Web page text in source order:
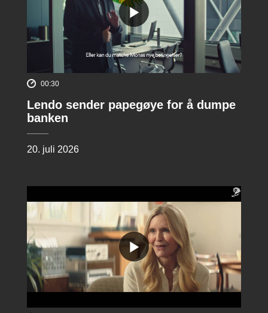
00:30
Lendo sender papegøye for å dumpe
banken
20. juli 2026